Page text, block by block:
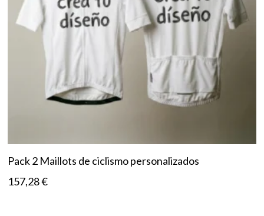
Pack 2 Maillots de ciclismo personalizados
157,28€